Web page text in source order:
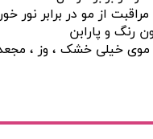
از مو در برابر نور
رنگ و پارابن
موی خیلی خشک ، وز ،